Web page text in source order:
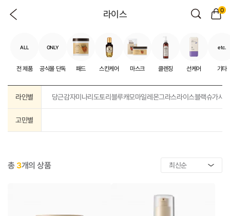
라이스 0
ALL
전 제품
ONLY
공식몰 단독 패드 스킨케어 마스크 클렌징 선케어
etc.
기타
라인별 당근감자미나리도토리블루캐모마일레몬그라스라이스블랙슈가샤
고민별
총 3개의 상품